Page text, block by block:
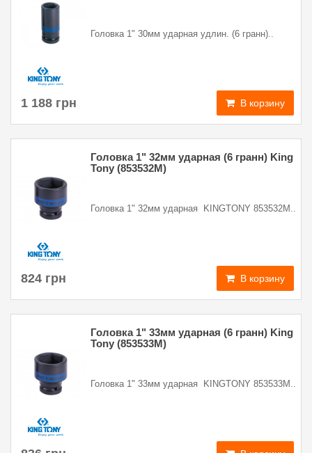
Головка 1" 30мм ударная удлин. (6 гранн)..
1 188 грн В корзину
Головка 1" 32мм ударная (6 гранн) King
Tony (853532M)
Головка 1" 32мм ударная KINGTONY 853532M..
824 грн В корзину
Головка 1" 33мм ударная (6 гранн) King
Tony (853533M)
Головка 1" 33мм ударная KINGTONY 853533M..